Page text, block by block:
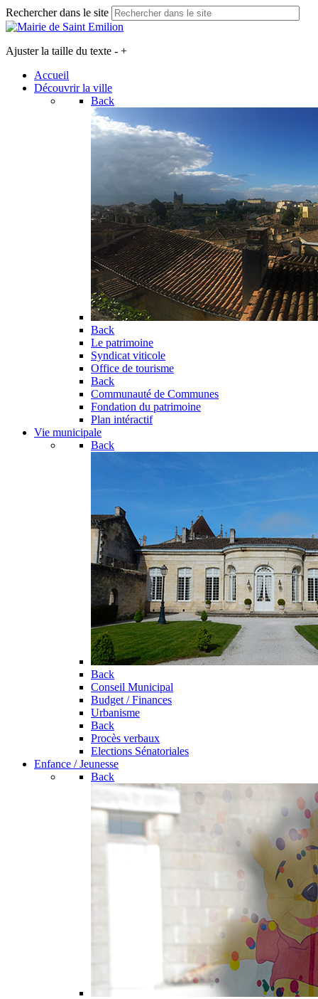
Rechercher dans le site
Ajuster la taille du texte - +
Accueil
Découvrir la ville
Back
Back
Le patrimoine
Syndicat viticole
Office de tourisme
Back
Communauté de Communes
Fondation du patrimoine
Plan intéractif
Vie municipale
Back
Back
Conseil Municipal
Budget / Finances
Urbanisme
Back
Procès verbaux
Elections Sénatoriales
Enfance / Jeunesse
Back